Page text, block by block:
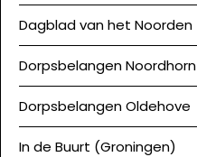
Dagblad van het Noorden
Dorpsbelangen Noordhorn
Dorpsbelangen Oldehove
In de Buurt (Groningen)